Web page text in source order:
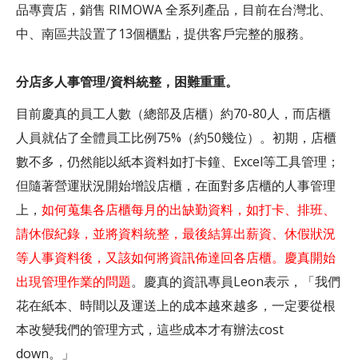
品專賣店，銷售 RIMOWA 全系列產品，目前在台灣北、
中、南區共設置了13個櫃點，提供客戶完整的服務。
分店多人事管理/資料統整，困難重重。
目前慶真的員工人數（總部及店櫃）約70-80人，而店櫃
人員就佔了全體員工比例75%（約50幾位）。初期，店櫃
數不多，仍然能以紙本資料如打卡鐘、Excel等工具管理；
但隨著營運狀況開始增設店櫃，在面對多店櫃的人事管理
上， 如何蒐集各店櫃每月的出缺勤資料，如打卡、排班、
請休假紀錄，並將資料統整，最後結算出薪資、休假狀況
等人事資料後，又該如何將資訊佈達回各店櫃。慶真開始
出現管理作業的問題。慶真的資訊專員Leon表示，「我們
花在紙本、時間以及運送上的成本越來越多，一定要從根
本改變我們的管理方式，這些成本才有辦法cost
down。」